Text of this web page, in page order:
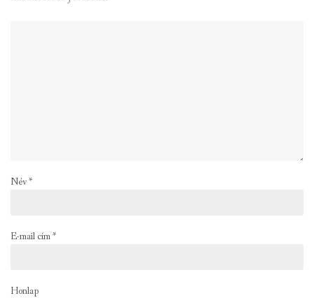
Név*
E-mail cím*
Honlap